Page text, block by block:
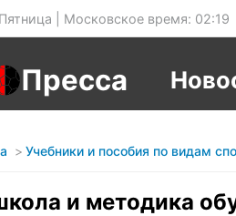
| Московское время: 02:19
Пресса
Учебники и пособия по видам
и методика